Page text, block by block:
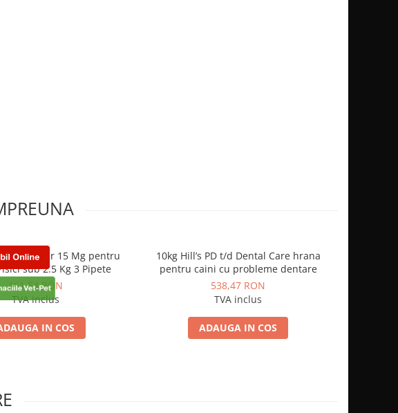
15 Mg pentru
sub 2.5 Kg 3 Pipete
161,54 RON
TVA inclus
IN COS
10kg Hill’s PD t/d Dental Care hrana
pentru caini cu probleme dentare
538,47 RON
TVA inclus
ADAUGA IN COS